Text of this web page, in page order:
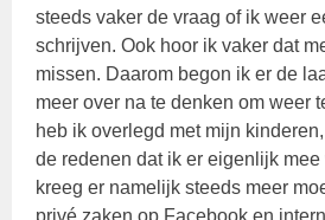
steeds vaker de vraag of ik weer
schrijven. Ook hoor ik vaker dat
missen. Daarom begon ik er de
meer over na te denken om weer
heb ik overlegd met mijn
de redenen dat ik er eigenlijk mee
kreeg er namelijk steeds meer
privé zaken op Facebook en